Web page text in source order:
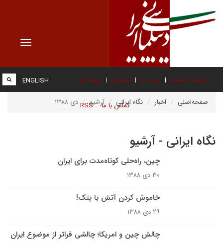
Toggle
صفحه نخست درباره ما عضویت پیوند ها
تماس با ما RSS
ENGLISH
صفحه‌اصلی اخبار نگاه ایرانی آرشیو دی ۱۳۸۸
نگاه ایرانی - آرشیو
چین، راه‌حلی کوتاه‌مدت برای ایران
۳۰ دی ۱۳۸۸
خاموش کردن آتش با پتک!
۲۹ دی ۱۳۸۸
چالش چین و امریکا؛ چالشی فراتر از موضوع ایران